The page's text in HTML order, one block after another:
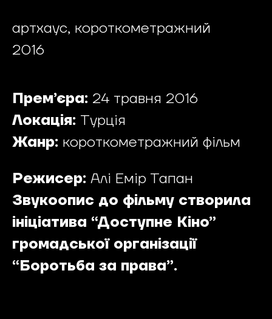
артхаус, короткометражний
2016
Прем’єра: 24 травня 2016
Локація: Турція
Жанр: короткометражний фільм
Режисер: Алі Емір Тапан
Звукоопис до фільму створила
ініціатива “Доступне Кіно”
громадської організації
“Боротьба за права”.